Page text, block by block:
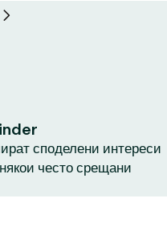
споделени интереси
често срещани